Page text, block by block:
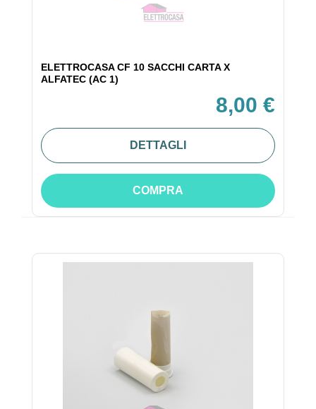
ELETTROCASA CF 10 SACCHI CARTA X
ALFATEC (AC 1)
8,00 €
DETTAGLI
COMPRA